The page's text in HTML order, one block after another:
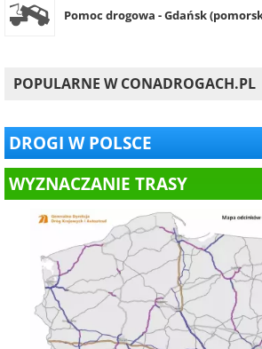
Pomoc drogowa - Gdańsk
POPULARNE W CONADROGACH.PL
DROGI W POLSCE
WYZNACZANIE TRASY